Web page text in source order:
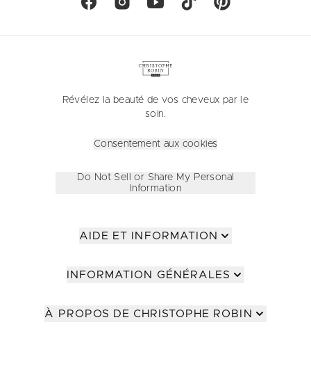
Révélez la beauté de vos cheveux par le
soin.
Consentement aux cookies
Do Not Sell or Share My Personal
Information
AIDE ET INFORMATION
INFORMATION GÉNÉRALES
À PROPOS DE CHRISTOPHE ROBIN